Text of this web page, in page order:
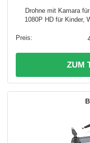
Drohne mit Kamara
1080P HD für Kinder,
ZUM